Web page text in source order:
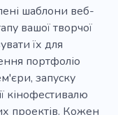
Трейлер
шаблони веб-
вашої творчої
їх для
портфоліо
запуску
кінофестивалю
проектів. Кожен